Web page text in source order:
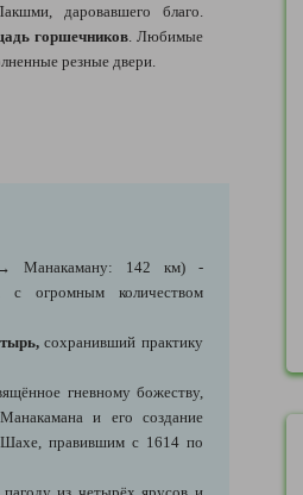
даровавшего благо.
горшечников . Любимые
резные двери.
Манакаману: 142 км) -
с огромным количеством
сохранивший практику
гневному божеству,
и его создание
Шахе, правившим с 1614 по